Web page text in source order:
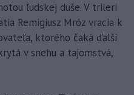
ľudskej duše. V trileri
Remigiusz Mróz vracia k
ktorého čaká ďalší
v snehu a tajomstvá,